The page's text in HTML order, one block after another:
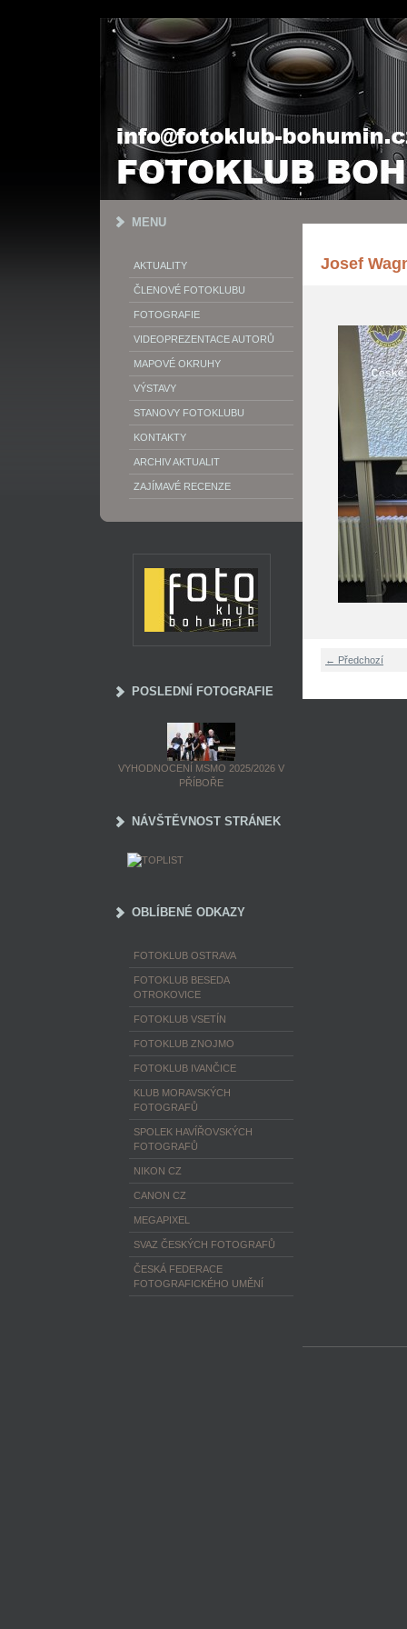
MENU
AKTUALITY
ČLENOVÉ FOTOKLUBU
FOTOGRAFIE
VIDEOPREZENTACE AUTORŮ
MAPOVÉ OKRUHY
VÝSTAVY
STANOVY FOTOKLUBU
KONTAKTY
ARCHIV AKTUALIT
ZAJÍMAVÉ RECENZE
POSLEDNÍ FOTOGRAFIE
VYHODNOCENÍ MSMO 2025/2026 V
PŘÍBOŘE
NÁVŠTĚVNOST STRÁNEK
OBLÍBENÉ ODKAZY
FOTOKLUB OSTRAVA
FOTOKLUB BESEDA
OTROKOVICE
FOTOKLUB VSETÍN
FOTOKLUB ZNOJMO
FOTOKLUB IVANČICE
KLUB MORAVSKÝCH
FOTOGRAFŮ
SPOLEK HAVÍŘOVSKÝCH
FOTOGRAFŮ
NIKON CZ
CANON CZ
MEGAPIXEL
SVAZ ČESKÝCH FOTOGRAFŮ
ČESKÁ FEDERACE
FOTOGRAFICKÉHO UMĚNÍ
Josef
← Předchozí